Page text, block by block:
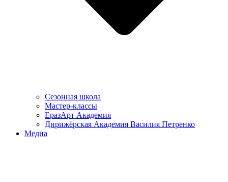
Сезонная школа
Мастер-классы
ЕразАрт Академия
Дирижёрская Академия Василия Петренко
Медиа